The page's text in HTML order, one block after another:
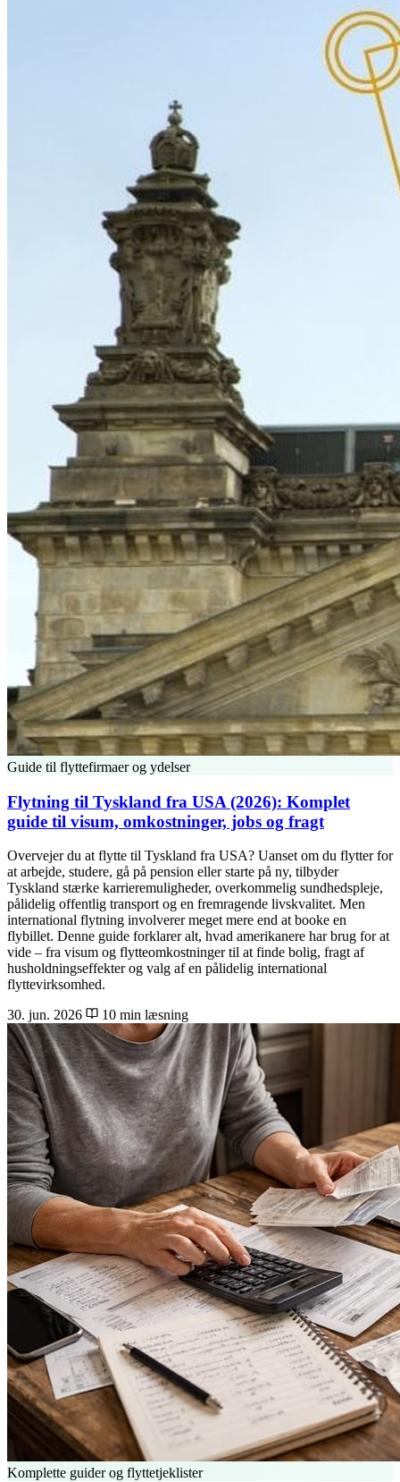
Guide til flyttefirmaer og ydelser
Flytning til Tyskland fra USA (2026): Komplet
guide til visum, omkostninger, jobs og fragt
Overvejer du at flytte til Tyskland fra USA? Uanset om du flytter for
at arbejde, studere, gå på pension eller starte på ny, tilbyder
Tyskland stærke karrieremuligheder, overkommelig sundhedspleje,
pålidelig offentlig transport og en fremragende livskvalitet. Men
international flytning involverer meget mere end at booke en
flybillet. Denne guide forklarer alt, hvad amerikanere har brug for at
vide – fra visum og flytteomkostninger til at finde bolig, fragt af
husholdningseffekter og valg af en pålidelig international
flyttevirksomhed.
30. jun. 2026
10 min læsning
Komplette guider og flyttetjeklister